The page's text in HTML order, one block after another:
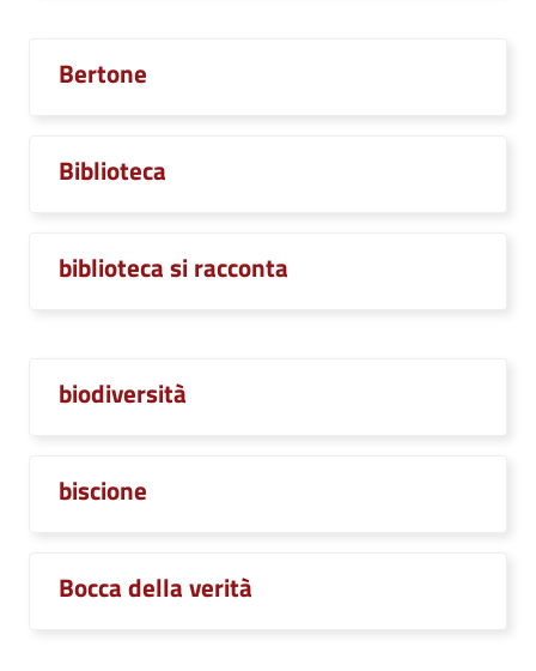
Bertone
Biblioteca
biblioteca si racconta
biodiversità
biscione
Bocca della verità